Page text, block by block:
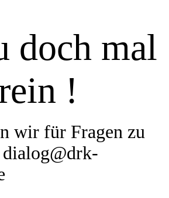
doch mal
!
wir für Fragen zu